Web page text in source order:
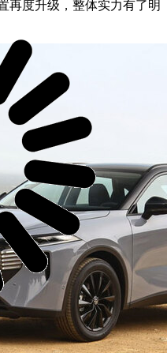
再度升级，整体实力有了明